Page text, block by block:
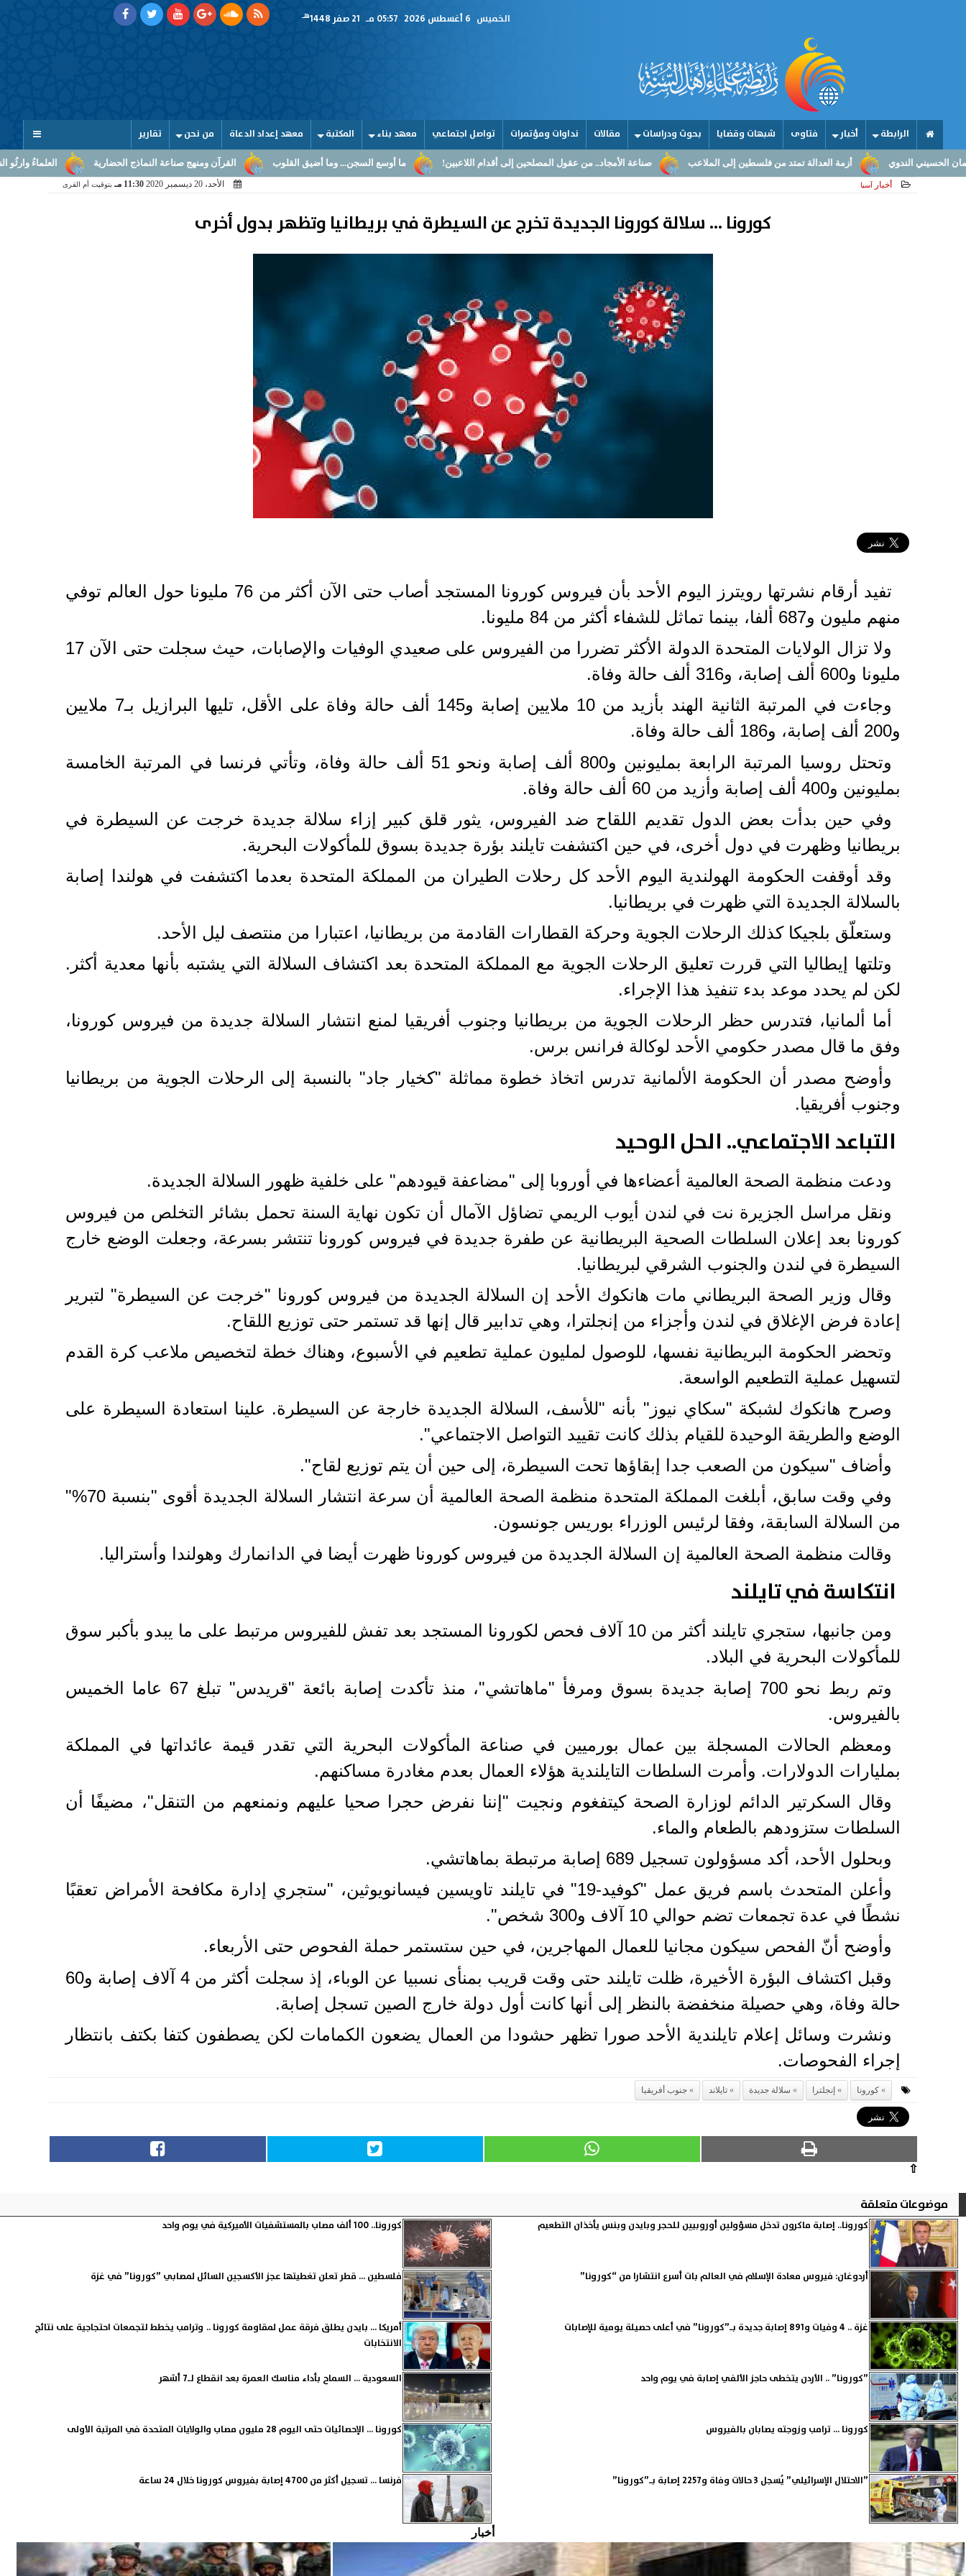
الخميس 05:57 مـ هـ
الرابطة أخبار فتاوى شبهات وقضايا بحوث ودراسات مقالات نداوات ومؤتمرات تواصل اجتماعي معهد بناء المكتبة معهد إعداد الدعاة من نحن تقارير
العلماءُ وارثُو النبوّة: من بلاغ القرآن ومنهج صناعة النماذج الحضارية ما أوسع السجن... وما أضيق القلوب صناعة الأمجاد.. من عقول المصلحين إلى أقدام اللاعبين! أزمة العدالة تمتد من فلسطين إلى الملاعب
أخبار آسيا الأحد، 20 ديسمبر 2020 11:30 مـ بتوقيت أم القرى
كورونا ... سلالة كورونا الجديدة تخرج عن السيطرة في بريطانيا وتظهر بدول أخرى
تفيد أرقام نشرتها رويترز اليوم الأحد بأن فيروس كورونا المستجد أصاب حتى الآن أكثر من 76 مليونا حول العالم توفي
منهم مليون و687 ألفا، بينما تماثل للشفاء أكثر من 84 مليونا.
ولا تزال الولايات المتحدة الدولة الأكثر تضررا من الفيروس على صعيدي الوفيات والإصابات، حيث سجلت حتى الآن 17
مليونا و600 ألف إصابة، و316 ألف حالة وفاة.
وجاءت في المرتبة الثانية الهند بأزيد من 10 ملايين إصابة و145 ألف حالة وفاة على الأقل، تليها البرازيل بـ7 ملايين
و200 ألف إصابة، و186 ألف حالة وفاة.
وتحتل روسيا المرتبة الرابعة بمليونين و800 ألف إصابة ونحو 51 ألف حالة وفاة، وتأتي فرنسا في المرتبة الخامسة
بمليونين و400 ألف إصابة وأزيد من 60 ألف حالة وفاة.
وفي حين بدأت بعض الدول تقديم اللقاح ضد الفيروس، يثور قلق كبير إزاء سلالة جديدة خرجت عن السيطرة في
بريطانيا وظهرت في دول أخرى، في حين اكتشفت تايلند بؤرة جديدة بسوق للمأكولات البحرية.
وقد أوقفت الحكومة الهولندية اليوم الأحد كل رحلات الطيران من المملكة المتحدة بعدما اكتشفت في هولندا إصابة
بالسلالة الجديدة التي ظهرت في بريطانيا.
وستعلّق بلجيكا كذلك الرحلات الجوية وحركة القطارات القادمة من بريطانيا، اعتبارا من منتصف ليل الأحد.
وتلتها إيطاليا التي قررت تعليق الرحلات الجوية مع المملكة المتحدة بعد اكتشاف السلالة التي يشتبه بأنها معدية أكثر.
لكن لم يحدد موعد بدء تنفيذ هذا الإجراء.
أما ألمانيا، فتدرس حظر الرحلات الجوية من بريطانيا وجنوب أفريقيا لمنع انتشار السلالة جديدة من فيروس كورونا،
وفق ما قال مصدر حكومي الأحد لوكالة فرانس برس.
وأوضح مصدر أن الحكومة الألمانية تدرس اتخاذ خطوة مماثلة "كخيار جاد" بالنسبة إلى الرحلات الجوية من بريطانيا
وجنوب أفريقيا.
التباعد الاجتماعي.. الحل الوحيد
ودعت منظمة الصحة العالمية أعضاءها في أوروبا إلى "مضاعفة قيودهم" على خلفية ظهور السلالة الجديدة.
ونقل مراسل الجزيرة نت في لندن أيوب الريمي تضاؤل الآمال أن تكون نهاية السنة تحمل بشائر التخلص من فيروس
كورونا بعد إعلان السلطات الصحية البريطانية عن طفرة جديدة في فيروس كورونا تنتشر بسرعة، وجعلت الوضع خارج
السيطرة في لندن والجنوب الشرقي لبريطانيا.
وقال وزير الصحة البريطاني مات هانكوك الأحد إن السلالة الجديدة من فيروس كورونا "خرجت عن السيطرة" لتبرير
إعادة فرض الإغلاق في لندن وأجزاء من إنجلترا، وهي تدابير قال إنها قد تستمر حتى توزيع اللقاح.
وتحضر الحكومة البريطانية نفسها، للوصول لمليون عملية تطعيم في الأسبوع، وهناك خطة لتخصيص ملاعب كرة القدم
لتسهيل عملية التطعيم الواسعة.
وصرح هانكوك لشبكة "سكاي نيوز" بأنه "للأسف، السلالة الجديدة خارجة عن السيطرة. علينا استعادة السيطرة على
الوضع والطريقة الوحيدة للقيام بذلك كانت تقييد التواصل الاجتماعي".
وأضاف "سيكون من الصعب جدا إبقاؤها تحت السيطرة، إلى حين أن يتم توزيع لقاح".
وفي وقت سابق، أبلغت المملكة المتحدة منظمة الصحة العالمية أن سرعة انتشار السلالة الجديدة أقوى "بنسبة 70%"
من السلالة السابقة، وفقا لرئيس الوزراء بوريس جونسون.
وقالت منظمة الصحة العالمية إن السلالة الجديدة من فيروس كورونا ظهرت أيضا في الدانمارك وهولندا وأستراليا.
انتكاسة في تايلند
ومن جانبها، ستجري تايلند أكثر من 10 آلاف فحص لكورونا المستجد بعد تفش للفيروس مرتبط على ما يبدو بأكبر سوق
للمأكولات البحرية في البلاد.
وتم ربط نحو 700 إصابة جديدة بسوق ومرفأ "ماهاتشي"، منذ تأكدت إصابة بائعة "قريدس" تبلغ 67 عاما الخميس
بالفيروس.
ومعظم الحالات المسجلة بين عمال بورميين في صناعة المأكولات البحرية التي تقدر قيمة عائداتها في المملكة
بمليارات الدولارات. وأمرت السلطات التايلندية هؤلاء العمال بعدم مغادرة مساكنهم.
وقال السكرتير الدائم لوزارة الصحة كيتفغوم ونجيت "إننا نفرض حجرا صحيا عليهم ونمنعهم من التنقل"، مضيفًا أن
السلطات ستزودهم بالطعام والماء.
وبحلول الأحد، أكد مسؤولون تسجيل 689 إصابة مرتبطة بماهاتشي.
وأعلن المتحدث باسم فريق عمل "كوفيد-19" في تايلند تاويسين فيسانويوثين، "ستجري إدارة مكافحة الأمراض تعقبًا
نشطًا في عدة تجمعات تضم حوالي 10 آلاف و300 شخص".
وأوضح أنّ الفحص سيكون مجانيا للعمال المهاجرين، في حين ستستمر حملة الفحوص حتى الأربعاء.
وقبل اكتشاف البؤرة الأخيرة، ظلت تايلند حتى وقت قريب بمنأى نسبيا عن الوباء، إذ سجلت أكثر من 4 آلاف إصابة و60
حالة وفاة، وهي حصيلة منخفضة بالنظر إلى أنها كانت أول دولة خارج الصين تسجل إصابة.
ونشرت وسائل إعلام تايلندية الأحد صورا تظهر حشودا من العمال يضعون الكمامات لكن يصطفون كتفا بكتف بانتظار
إجراء الفحوصات.
كورونا إنجلترا سلالة جديدة تايلاند جنوب أفريقيا
⇧
موضوعات متعلقة
كورونا.. إصابة ماكرون تدخل مسؤولين أوروبيين للحجر وبايدن وبنس يأخذان التطعيم كورونا.. 100 ألف مصاب بالمستشفيات الأميركية في يوم واحد
أردوغان: فيروس معادة الإسلام في العالم بات أسرع انتشارا من “كورونا” فلسطين ... قطر تعلن تغطيتها عجز الأكسجين السائل لمصابي ”كورونا” في غزة
غزة .. 4 وفيات و891 إصابة جديدة بـ”كورونا” في أعلى حصيلة يومية للإصابات
أمريكا ... بايدن يطلق فرقة عمل لمقاومة كورونا .. وترامب يخطط لتجمعات احتجاجية على نتائج
الانتخابات
”كورونا” .. الأردن يتخطى حاجز الألفي إصابة في يوم واحد السعودية ... السماح بأداء مناسك العمرة بعد انقطاع لـ7 أشهر
كورونا ... ترامب وزوجته يصابان بالفيروس كورونا ... الإحصائيات حتى اليوم 28 مليون مصاب والولايات المتحدة في المرتبة الأولى
”الاحتلال الإسرائيلي” يُسجل 3 حالات وفاة و2257 إصابة بـ”كورونا” فرنسا ... تسجيل أكثر من 4700 إصابة بفيروس كورونا خلال 24 ساعة
أخبار